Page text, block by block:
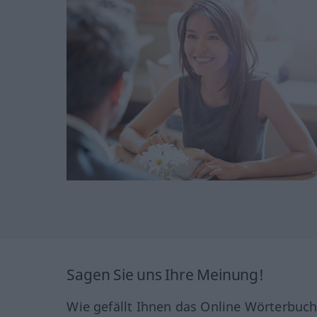
Sagen Sie uns Ihre Meinung!
Wie gefällt Ihnen das Online